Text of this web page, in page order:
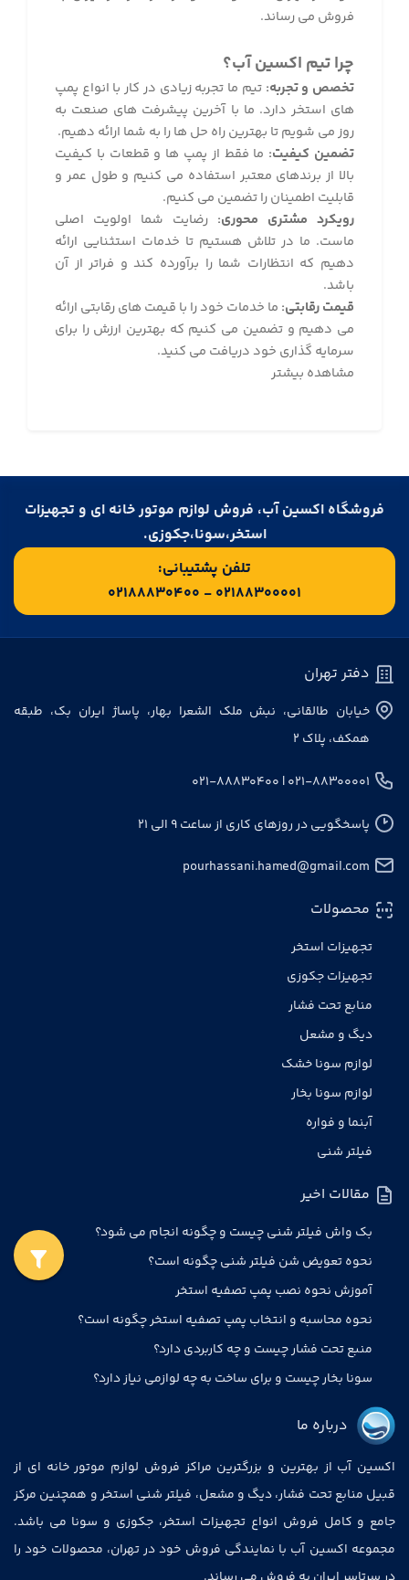
فروش می رساند.
چرا تیم اکسین آب؟
تخصص و تجربه: تیم ما تجربه زیادی در کار با انواع پمپ
های استخر دارد. ما با آخرین پیشرفت های صنعت به
روز می شویم تا بهترین راه حل ها را به شما ارائه دهیم.
تضمین کیفیت: ما فقط از پمپ ها و قطعات با کیفیت
بالا از برندهای معتبر استفاده می کنیم و طول عمر و
قابلیت اطمینان را تضمین می کنیم.
رویکرد مشتری محوری: رضایت شما اولویت اصلی
ماست. ما در تلاش هستیم تا خدمات استثنایی ارائه
دهیم که انتظارات شما را برآورده کند و فراتر از آن
باشد.
قیمت رقابتی: ما خدمات خود را با قیمت های رقابتی ارائه
می دهیم و تضمین می کنیم که بهترین ارزش را برای
سرمایه گذاری خود دریافت می کنید.
مشاهده بیشتر
فروشگاه اکسین آب، فروش لوازم موتور خانه ای و تجهیزات
استخر،سونا،جکوزی.
تلفن پشتیبانی:
۰۲۱۸۸۳۰۰۰۰۱ - ۰۲۱۸۸۸۳۰۴۰۰
درباره ما
اکسین آب از بهترین و بزرگترین مراکز فروش لوازم موتور خانه ای از
قبیل منابع تحت فشار، دیگ و مشعل، فیلتر شنی استخر و همچنین مرکز
جامع و کامل فروش انواع تجهیزات استخر، جکوزی و سونا می باشد.
مجموعه اکسین آب با نمایندگی فروش خود در تهران، محصولات خود را
مقالات اخیر
بک واش فیلتر شنی چیست و چگونه انجام می شود؟
نحوه تعویض شن فیلتر شنی چگونه است؟
آموزش نحوه نصب پمپ تصفیه استخر
نحوه محاسبه و انتخاب پمپ تصفیه استخر چگونه است؟
منبع تحت فشار چیست و چه کاربردی دارد؟
سونا بخار چیست و برای ساخت به چه لوازمی نیاز دارد؟
محصولات
تجهیزات استخر
تجهیزات جکوزی
منابع تحت فشار
دیگ و مشعل
لوازم سونا خشک
لوازم سونا بخار
آبنما و فواره
فیلتر شنی
دفتر تهران
خیابان طالقانی، نبش ملک الشعرا بهار، پاساژ ایران بک، طبقه
همکف، پلاک ۲
۰۲۱-۸۸۳۰۰۰۰۱ | ۰۲۱-۸۸۸۳۰۴۰۰
پاسخگویی در روزهای کاری از ساعت ۹ الی ۲۱
pourhassani.hamed@gmail.com